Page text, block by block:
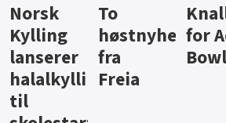
Knalltall
for Açai
Bowl
Aass vil
bli
førstevalg
i lite-
jus